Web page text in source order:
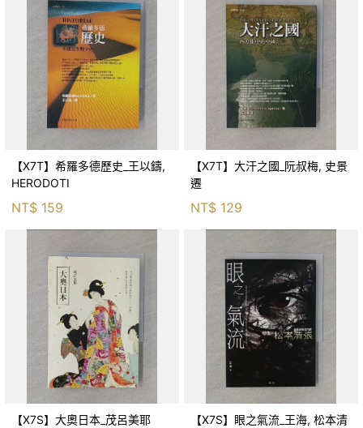
【X7T】希羅多德歷史_王以鑄,
HERODOTI
NT$ 159
【X7T】大汗之國_阮叔梅, 史景
遷
NT$ 129
【X7S】大奧日本_茂呂美耶 【X7S】眼之氣流_王海, 松本清